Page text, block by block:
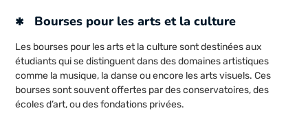
Bourses pour les arts et la culture
Les bourses pour les arts et la culture sont destinées aux
étudiants qui se distinguent dans des domaines artistiques
comme la musique, la danse ou encore les arts visuels. Ces
bourses sont souvent offertes par des conservatoires, des
écoles d’art, ou des fondations privées.